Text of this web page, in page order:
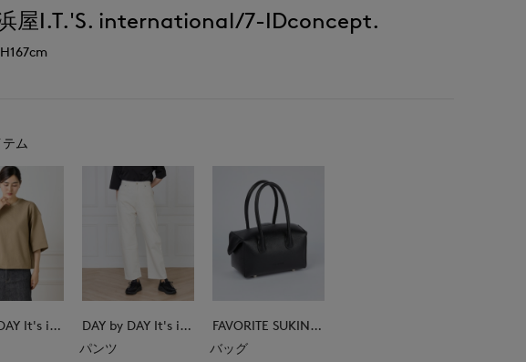
屋I.T.'S. international/7-IDconcept.
ム
DAY by DAY It's international
DAY by DAY It's international
パンツ
FAVORITE SUKINAMONO
バッグ